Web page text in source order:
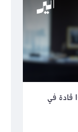
الدكتور أفلح الحضرمي ضمن أقوى 10 قادة في